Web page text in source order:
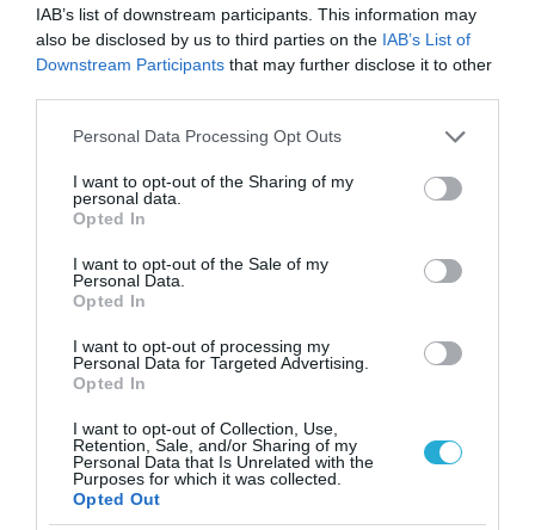
IAB’s list of downstream participants. This information may
also be disclosed by us to third parties on the IAB’s List of
Downstream Participants that may further disclose it to other
Please note that this website/app uses one or more Google
not limited to your visit or usage behaviour. You may click to
grant or deny consent to Google and its third-party tags to
use your data for below specified purposes in below Google
consent section.
Personal Data Processing Opt Outs
I want to opt-out of the Sharing of my
personal data.
Opted In
I want to opt-out of the Sale of my
Personal Data.
Opted In
I want to opt-out of processing my
Personal Data for Targeted Advertising.
Opted In
I want to opt-out of Collection, Use,
Retention, Sale, and/or Sharing of my
Personal Data that Is Unrelated with the
Purposes for which it was collected.
Opted Out
ΠΡΟΪΟΝΤΑ & ΥΠΗΡΕΣΙΕΣ
Καταναλωτικό κι όχι ιατρικό προϊόν το
Το αίτημα των φαρμακευτικών εταιρειών ικανοποίησε η
Ευρωπαϊκή Ένωση με την απόφασή της να νομοθετήσει και να
θεωρείται πλέον καταναλωτικό και όχι ιατρικό προϊόν. Ο
Πρόεδρος του Συνδέσμου Ελληνικών Επιχειρήσεων
Ηλεκτρονικού τσιγάρου, Δημήτρης Πετρόπουλος τόνισε: «Η
26.12.2013 09:50